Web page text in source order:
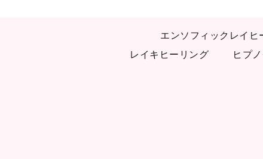
エンソフィックレイヒ
レイキヒーリング
ヒプ